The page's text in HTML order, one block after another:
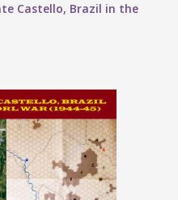
Castello, Brazil in the